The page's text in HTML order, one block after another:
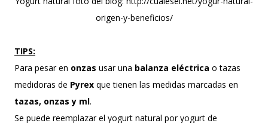
origen-y-beneficios/
TIPS:
Para pesar en onzas usar una balanza eléctrica o tazas
medidoras de Pyrex que tienen las medidas marcadas en
tazas, onzas y ml.
Se puede reemplazar el yogurt natural por yogurt de